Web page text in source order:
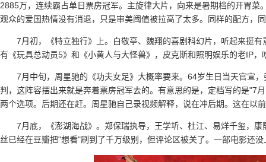
2885万，连续霸占单日票房冠军。主旋律大片，向来是暑期档的开胃
观众的爱国热情没有消退，只是审美阈值被拉高了太多。同样的配方，
7月初，《特立独行》上。白敬亭、魏翔的喜剧科幻片，听起来挺
有《玩具总动员5》和《小黄人与大怪兽》，皮克斯和照明娱乐的老IP，
7月中旬，周星驰的《功夫女足》大概率要来。64岁生日当天官宣
判，这阵容摆出来就是奔着票房冠军去的。有意思的是，定档写的是"7
两个选项。后期还在赶。周星驰自己录视频解释，说在冲后期。这在以
7月底，《澎湖海战》。郑保瑞执导，王学圻、杜江、易烊千玺，
丝已经在豆瓣把"想看"刷到了千万级别，但评论区被关了。一部电影还